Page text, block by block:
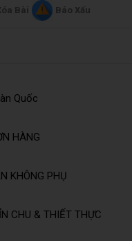
Bài Báo Xấu
Quốc
HÀNG
KHÔNG PHỤ
CHU & THIẾT THỰC